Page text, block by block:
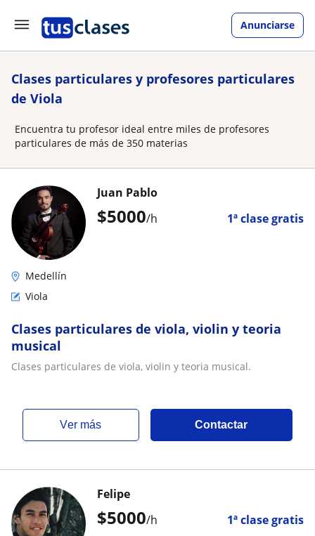
Anunciarse
Clases particulares y profesores particulares
de Viola
Encuentra tu profesor ideal entre miles de profesores
particulares de más de 350 materias
$5000/h 1ª clase gratis
Juan Pablo
Medellín
Viola
Clases particulares de viola, violin y teoria
musical
Clases particulares de viola, violin y teoria musical.
ver más Contactar
$5000/h 1ª clase gratis
Felipe